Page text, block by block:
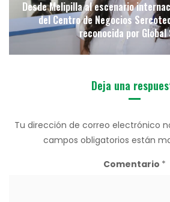
Desde Melipilla al escenario
del Centro de Negocios
reconocida por Global
Deja una
Tu dirección de correo electrónico
campos obligatorios están
Comentario *